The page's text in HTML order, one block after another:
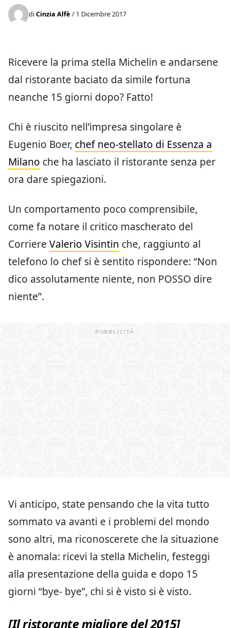
diCinzia Alfè / 1 Dicembre 2017
Ricevere la prima stella Michelin e andarsene
dal ristorante baciato da simile fortuna
neanche 15 giorni dopo? Fatto!
Chi è riuscito nell’impresa singolare è
Eugenio Boer, chef neo-stellato di Essenza a
Milano che ha lasciato il ristorante senza per
ora dare spiegazioni.
Un comportamento poco comprensibile,
come fa notare il critico mascherato del
Corriere Valerio Visintin che, raggiunto al
telefono lo chef si è sentito rispondere: “Non
dico assolutamente niente, non POSSO dire
niente”.
Vi anticipo, state pensando che la vita tutto
sommato va avanti e i problemi del mondo
sono altri, ma riconoscerete che la situazione
è anomala: ricevi la stella Michelin, festeggi
alla presentazione della guida e dopo 15
giorni “bye- bye”, chi si è visto si è visto.
[Il ristorante migliore del 2015]